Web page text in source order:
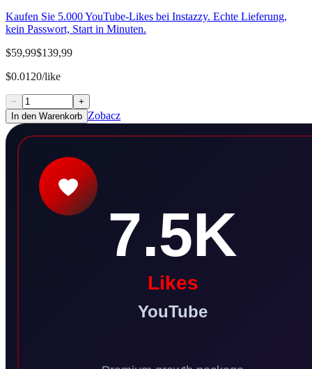
Kaufen Sie 5.000 YouTube-Likes bei Instazzy. Echte Lieferung,
kein Passwort, Start in Minuten.
$59,99$139,99
$0.0120/like
−
+
In den Warenkorb Zobacz